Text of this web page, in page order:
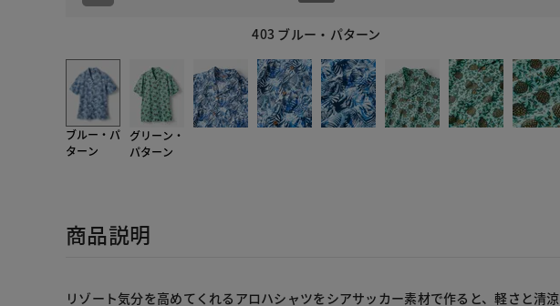
403 ブルー・パターン
ブルー・パ
ターン
グリーン・
パターン
商品説明
リゾート気分を高めてくれるアロハシャツをシアサッカー素材で作ると、軽さと清涼